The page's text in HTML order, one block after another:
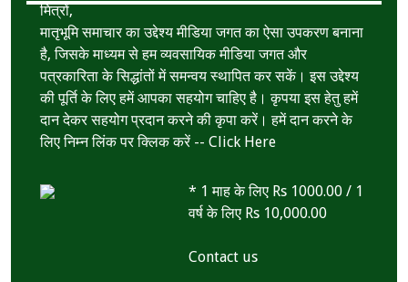
मित्रों,
मातृभूमि समाचार का उद्देश्य मीडिया जगत का ऐसा उपकरण बनाना
है, जिसके माध्यम से हम व्यवसायिक मीडिया जगत और
पत्रकारिता के सिद्धांतों में समन्वय स्थापित कर सकें। इस उद्देश्य
की पूर्ति के लिए हमें आपका सहयोग चाहिए है। कृपया इस हेतु हमें
दान देकर सहयोग प्रदान करने की कृपा करें। हमें दान करने के
लिए निम्न लिंक पर क्लिक करें --Click Here
* 1 माह के लिए Rs 1000.00 / 1
वर्ष के लिए Rs 10,000.00
Contact us